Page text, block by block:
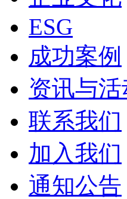
ESG
成功案例
资讯与活
联系我们
加入我们
通知公告